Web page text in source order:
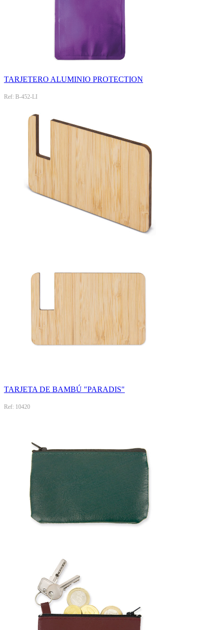
TARJETERO ALUMINIO PROTECTION
Ref: B-452-LI
TARJETA DE BAMBÚ "PARADIS"
Ref: 10420